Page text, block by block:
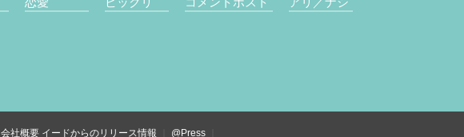
会社概要 イードからのリリース情報 @Press